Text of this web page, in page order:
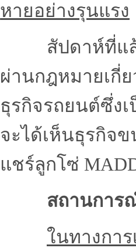
หายอย่างรุนแรง
สัปดาห์ที่แล้ว
ผ่านกฎหมายเกี่
ธุรกิจรถยนต์ซึ่ง
จะได้เห็นธุรกิจ
แชร์ลูกโซ่
สถานการ
ในทางการ